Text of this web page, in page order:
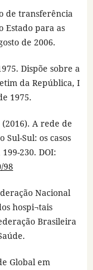
de transferência
Estado para as
de 2006.
Dispõe sobre a
da República, I
1975.
(2016). A rede de
Sul: os casos
230. DOI:
98
Nacional
hospi¬tais
Brasileira
Global em